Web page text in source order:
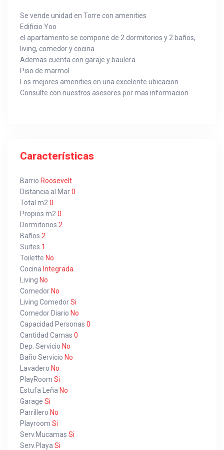
Se vende unidad en Torre con amenities
Edificio Yoo
el apartamento se compone de 2 dormitorios y 2 baños,
living, comedor y cocina
Ademas cuenta con garaje y baulera
Piso de marmol
Los mejores amenities en una excelente ubicacion
Consulte con nuestros asesores por mas informacion
Características
Barrio Roosevelt
Distancia al Mar0
Total m2 0
Propios m2 0
Dormitorios 2
Baños 2
Suites 1
Toilette No
Cocina Integrada
Living No
Comedor No
Living ComedorSi
Comedor Diario No
Capacidad Personas 0
Cantidad Camas 0
Dep. Servicio No
Baño Servicio No
Lavadero No
PlayRoom Si
Estufa Leña No
Garage Si
Parrillero No
Playroom Si
Serv.Mucamas Si
Serv.Playa Si